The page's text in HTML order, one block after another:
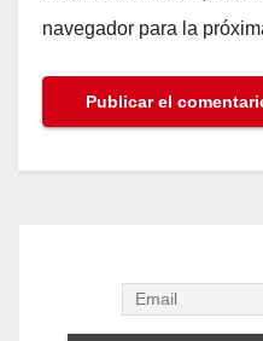
navegador para la